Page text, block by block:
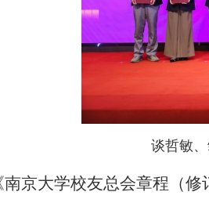
谈哲敏
京大学校友总会章程（